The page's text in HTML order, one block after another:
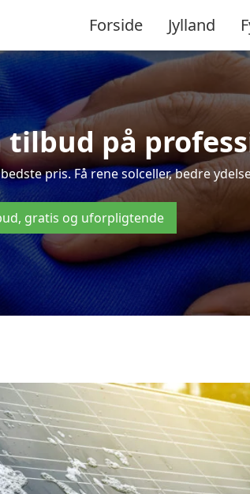
Forside Jylland
tilbud på
pris. Få rene solceller, bedre
gratis og uforpligtende